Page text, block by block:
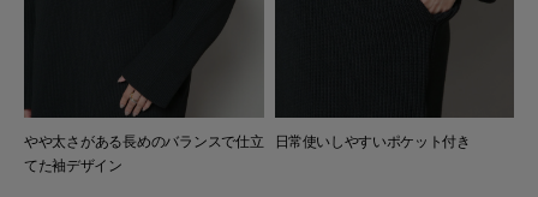
やや太さがある長めのバランスで仕立
てた袖デザイン
日常使いしやすいポケット付き